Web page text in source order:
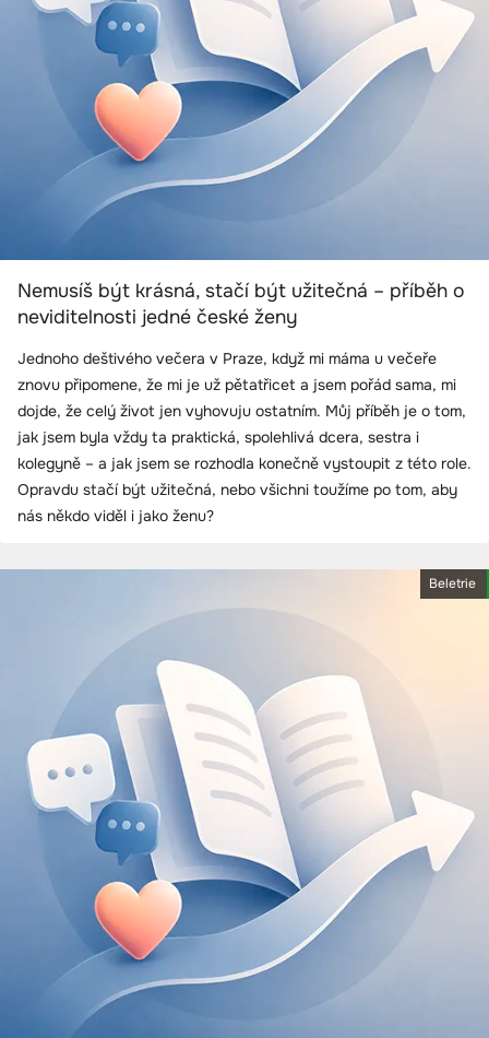
Nemusíš být krásná, stačí být užitečná – příběh o
neviditelnosti jedné české ženy
Jednoho deštivého večera v Praze, když mi máma u večeře
znovu připomene, že mi je už pětatřicet a jsem pořád sama, mi
dojde, že celý život jen vyhovuju ostatním. Můj příběh je o tom,
jak jsem byla vždy ta praktická, spolehlivá dcera, sestra i
kolegyně – a jak jsem se rozhodla konečně vystoupit z této role.
Opravdu stačí být užitečná, nebo všichni toužíme po tom, aby
nás někdo viděl i jako ženu?
Beletrie